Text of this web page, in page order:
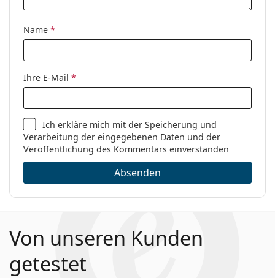
Marke:
Chloé
Code:
Name *
Ihre E-Mail *
Ich erkläre mich mit derSpeicherung und
Verarbeitung der eingegebenen Daten und der
Veröffentlichung des Kommentars einverstanden
Absenden
Von unseren Kunden
getestet